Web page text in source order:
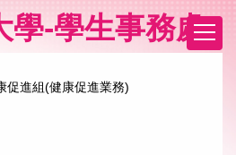
學-學生事務處
促進組(健康促進業務)